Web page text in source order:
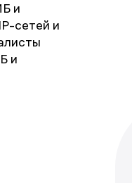
и
сетей и
и